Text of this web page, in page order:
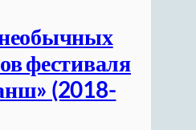
фестиваля
(2018-